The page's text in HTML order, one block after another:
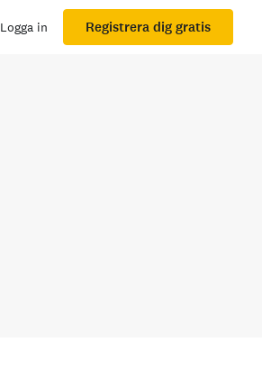
Logga in Registrera dig gratis